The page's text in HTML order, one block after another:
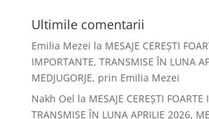
Ultimile comentarii
Emilia Mezei la MESAJE CEREȘTI
IMPORTANTE, TRANSMISE ÎN LUNA
MEDJUGORJE, prin Emilia Mezei
Nakh Oel la MESAJE CEREȘTI
TRANSMISE ÎN LUNA APRILIE 2026,